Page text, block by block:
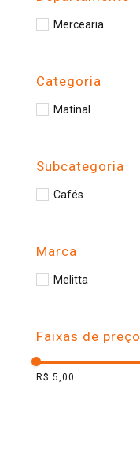
Mercearia
Categoria
Matinal
Subcategoria
Cafés
Marca
Melitta
Faixas de preço
R$ 5,00